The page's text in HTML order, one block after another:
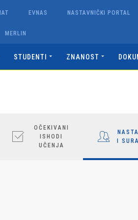
EVNAS NASTAVNIČKI PORTAL
MERLIN
STUDENTI ZNANOST
OČEKIVANI
ISHODI
UČENJA
I